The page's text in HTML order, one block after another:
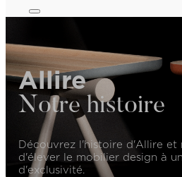
Allire
Notre histoire
Découvrez l'histoire d'Allire et
d'élever le mobilier design à
d'exclusivité.